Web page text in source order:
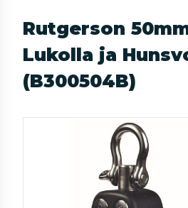
Rutgerson
Lukolla ja
(B300504B)